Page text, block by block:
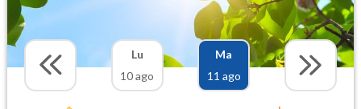
Lu
10 ago
Ma
11 ago